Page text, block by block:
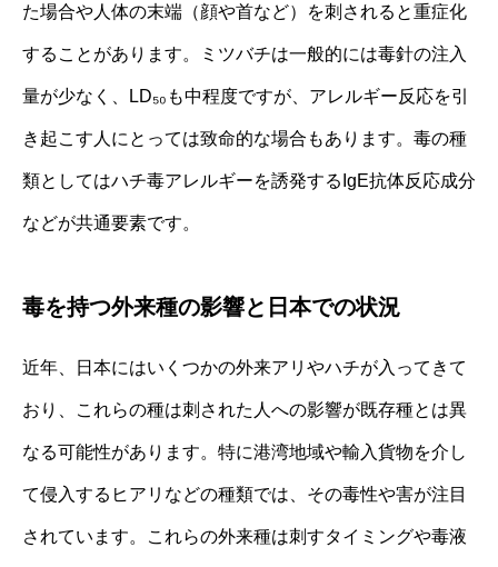
た場合や人体の末端（顔や首など）を刺されると重症化
することがあります。ミツバチは一般的には毒針の注入
量が少なく、LD₅₀も中程度ですが、アレルギー反応を引
き起こす人にとっては致命的な場合もあります。毒の種
類としてはハチ毒アレルギーを誘発するIgE抗体反応成分
などが共通要素です。
毒を持つ外来種の影響と日本での状況
近年、日本にはいくつかの外来アリやハチが入ってきて
おり、これらの種は刺された人への影響が既存種とは異
なる可能性があります。特に港湾地域や輸入貨物を介し
て侵入するヒアリなどの種類では、その毒性や害が注目
されています。これらの外来種は刺すタイミングや毒液